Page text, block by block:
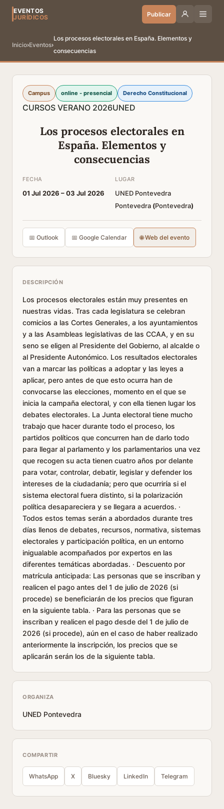
EVENTOS
JURÍDICOS
Publicar
Inicio›Eventos›
Los procesos electorales en España. Elementos y
consecuencias
Campus online - presencial Derecho Constitucional
CURSOS VERANO 2026UNED
Los procesos electorales en
España. Elementos y
consecuencias
FECHA
01 Jul 2026 –03 Jul 2026
LUGAR
UNED Pontevedra
Pontevedra (Pontevedra)
📅 Outlook 📅 Google Calendar 🌐 Web del evento
DESCRIPCIÓN
Los procesos electorales están muy presentes en
nuestras vidas. Tras cada legislatura se celebran
comicios a las Cortes Generales, a los ayuntamientos
y a las Asambleas legislativas de las CCAA, y en su
seno se eligen al Presidente del Gobierno, al alcalde o
al Presidente Autonómico. Los resultados electorales
van a marcar las políticas a adoptar y las leyes a
aplicar, pero antes de que esto ocurra han de
convocarse las elecciones, momento en el que se
inicia la campaña electoral, y con ella tienen lugar los
debates electorales. La Junta electoral tiene mucho
trabajo que hacer durante todo el proceso, los
partidos políticos que concurren han de darlo todo
para llegar al parlamento y los parlamentarios una vez
que recogen su acta tienen cuatro años por delante
para votar, controlar, debatir, legislar y defender los
intereses de la ciudadanía; pero que ocurriría si el
sistema electoral fuera distinto, si la polarización
política desapareciera y se llegara a acuerdos. ·
Todos estos temas serán a abordados durante tres
días llenos de debates, recursos, normativa, sistemas
electorales y participación política, en un entorno
inigualable acompañados por expertos en las
diferentes temáticas abordadas. · Descuento por
matrícula anticipada: Las personas que se inscriban y
realicen el pago antes del 1 de julio de 2026 (si
procede) se beneficiarán de los precios que figuran
en la siguiente tabla. · Para las personas que se
inscriban y realicen el pago desde del 1 de julio de
2026 (si procede), aún en el caso de haber realizado
anteriormente la inscripción, los precios que se
aplicarán serán los de la siguiente tabla.
ORGANIZA
UNED Pontevedra
COMPARTIR
WhatsApp X Bluesky LinkedIn Telegram